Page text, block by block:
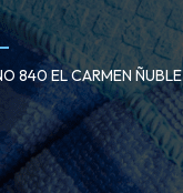
840 EL CARMEN ÑUBLE